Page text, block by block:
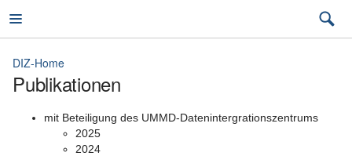
DIZ-Home
DIZ-Home
Publikationen
mit Beteiligung des UMMD-Datenintergrationszentrums
2025
2024